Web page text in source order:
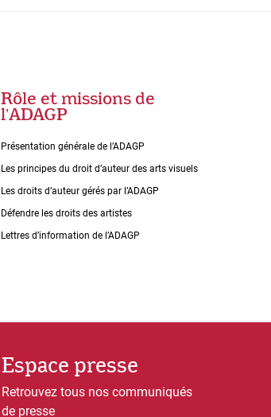
Rôle et missions de
lʼADAGP
Présentation générale de l’ADAGP
Les principes du droit dʼauteur des arts visuels
Les droits dʼauteur gérés par lʼADAGP
Défendre les droits des artistes
Lettres dʼinformation de lʼADAGP
Espace presse
Retrouvez tous nos communiqués
de presse